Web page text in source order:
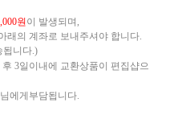
원 이 발생되며,
래의 계좌로 보내주셔야 합니다.
됩니다.)​
3일이내에 교환상품이 편집샵으
에게부담됩니다.